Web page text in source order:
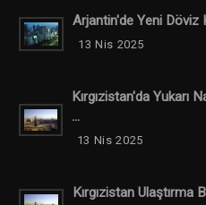
Arjantin'de Yeni Döviz
13 Nis 2025
Kırgızistan'da Yukarı
...
13 Nis 2025
Kırgızistan Ulaştırma